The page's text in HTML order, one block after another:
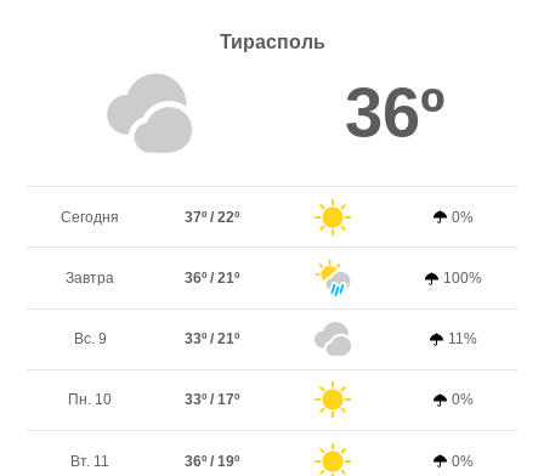
Тирасполь
36º
Сегодня 37º / 22º 0%
Завтра 36º / 21º 100%
Вс. 9 33º / 21º 11%
Пн. 10 33º / 17º 0%
Вт. 11 36º / 19º 0%